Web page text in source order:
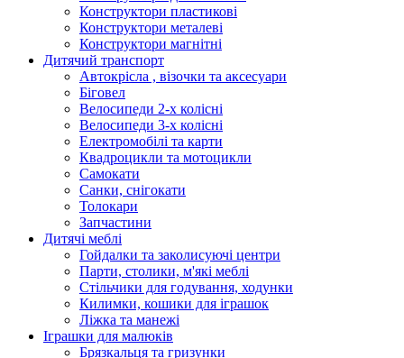
Конструктори пластикові
Конструктори металеві
Конструктори магнітні
Дитячий транспорт
Автокрісла , візочки та аксесуари
Біговел
Велосипеди 2-х колісні
Велосипеди 3-х колісні
Електромобілі та карти
Квадроцикли та мотоцикли
Самокати
Санки, снігокати
Толокари
Запчастини
Дитячі меблі
Гойдалки та заколисуючі центри
Парти, столики, м'які меблі
Стільчики для годування, ходунки
Килимки, кошики для іграшок
Ліжка та манежі
Іграшки для малюків
Брязкальця та гризунки